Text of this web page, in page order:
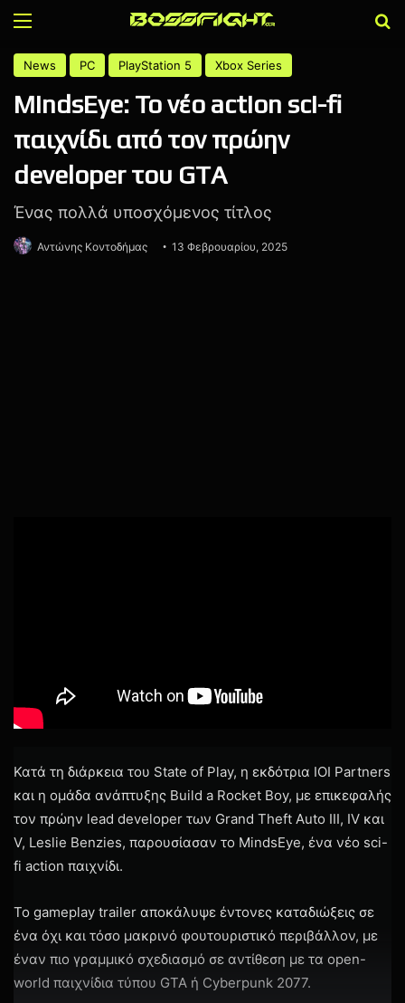
Menu
News PC PlayStation 5 Xbox Series
MindsEye: Το νέο action sci-fi
παιχνίδι από τον πρώην
developer του GTA
Ένας πολλά υποσχόμενος τίτλος
Αντώνης Κοντοδήμας 13 Φεβρουαρίου, 2025
Κατά τη διάρκεια του State of Play, η εκδότρια IOI Partners
και η ομάδα ανάπτυξης Build a Rocket Boy, με επικεφαλής
τον πρώην lead developer των Grand Theft Auto III, IV και
V, Leslie Benzies, παρουσίασαν το MindsEye, ένα νέο sci-
fi action παιχνίδι.
Το gameplay trailer αποκάλυψε έντονες καταδιώξεις σε
ένα όχι και τόσο μακρινό φουτουριστικό περιβάλλον, με
έναν πιο γραμμικό σχεδιασμό σε αντίθεση με τα open-
world παιχνίδια τύπου GTA ή Cyberpunk 2077.